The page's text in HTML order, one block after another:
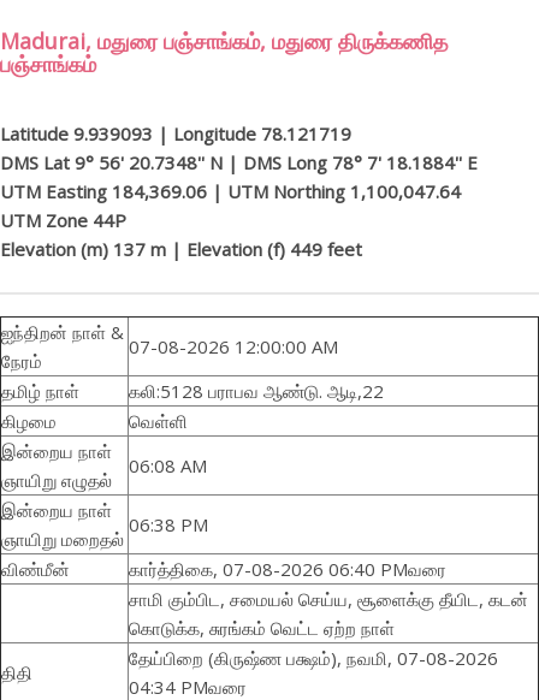
Madurai, மதுரை பஞ்சாங்கம், மதுரை திருக்கணித
பஞ்சாங்கம்
Latitude 9.939093 | Longitude 78.121719
DMS Lat 9° 56' 20.7348'' N | DMS Long 78° 7' 18.1884'' E
UTM Easting 184,369.06 | UTM Northing 1,100,047.64
UTM Zone 44P
Elevation (m) 137 m | Elevation (f) 449 feet
ஐந்திறன் நாள் &
நேரம்
07-08-2026 12:00:00 AM
தமிழ் நாள்
கலி:5128 பராபவ ஆண்டு. ஆடி,22
கிழமை
வெள்ளி
இன்றைய நாள்
ஞாயிறு எழுதல்
06:08 AM
இன்றைய நாள்
ஞாயிறு மறைதல்
06:38 PM
விண்மீன்
கார்த்திகை, 07-08-2026 06:40 PMவரை
சாமி கும்பிட, சமையல் செய்ய, சூளைக்கு தீயிட, கடன்
கொடுக்க, சுரங்கம் வெட்ட ஏற்ற நாள்
திதி
தேய்பிறை (கிருஷ்ண பக்ஷம்), நவமி, 07-08-2026
04:34 PMவரை